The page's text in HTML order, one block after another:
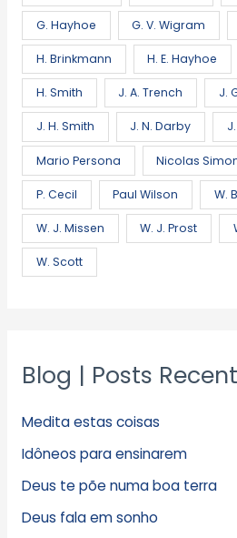
G. Hayhoe G. V. Wigram
H. Brinkmann H. E. Hayhoe
H. Smith J. A. Trench J.
J. H. Smith J. N. Darby
Mario Persona Nicolas
P. Cecil Paul Wilson W.
W. J. Missen W. J. Prost
W. Scott
Blog | Posts
Medita estas coisas
Idôneos para ensinarem
Deus te põe numa boa terra
Deus fala em sonho